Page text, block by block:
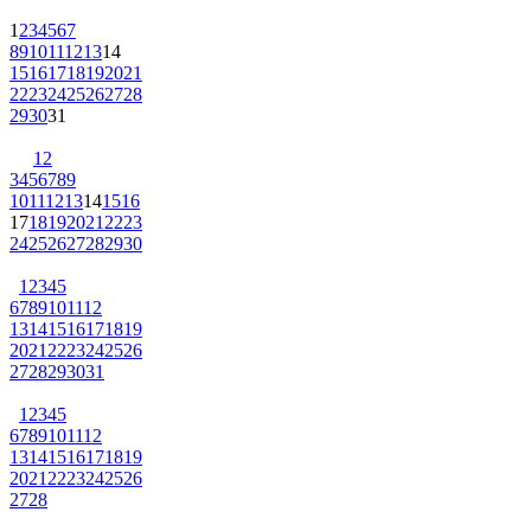
1234567
891011121314
15161718192021
22232425262728
293031
12
3456789
10111213141516
17181920212223
24252627282930
12345
6789101112
13141516171819
20212223242526
2728293031
12345
6789101112
13141516171819
20212223242526
2728